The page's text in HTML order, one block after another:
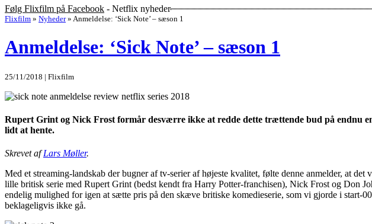
Følg Flixfilm på Facebook - Netflix nyheder
Flixfilm » Nyheder » Anmeldelse: ‘Sick Note’ – sæson 1
Anmeldelse: ‘Sick Note’ – sæson 1
25/11/2018 | Flixfilm
Rupert Grint og Nick Frost formår desværre ikke at redde dette trættende bud på endnu
lidt at hente.
Skrevet afLars Møller.
Med et streaming-landskab der bugner af tv-serier af højeste kvalitet, følte denne anmelder, at
lille britisk serie med Rupert Grint (bedst kendt fra Harry Potter-franchisen), Nick Frost og Don
endelig mulighed for igen at sætte pris på den skæve britiske komedieserie, som vi gjorde i start-
beklageligvis ikke gå.